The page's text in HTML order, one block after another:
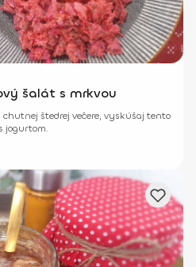
šalát s mrkvou
štedrej večere, vyskúšaj tento
jogurtom.